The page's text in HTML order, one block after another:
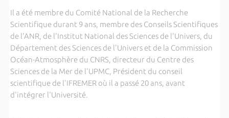
Il a été membre du Comité National de la Recherche
Scientifique durant 9 ans, membre des Conseils Scientifiques
de l'ANR, de l'Institut National des Sciences de l'Univers, du
Département des Sciences de l'Univers et de la Commission
Océan-Atmosphère du CNRS, directeur du Centre des
Sciences de la Mer de l'UPMC, Président du conseil
scientifique de l'IFREMER où il a passé 20 ans, avant
d'intégrer l'Université.